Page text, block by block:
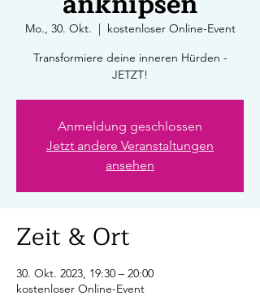
Mo., 30. Okt.
  |
kostenloser Online-Event
Transformiere deine inneren Hürden -
JETZT!
Anmeldung geschlossen
Jetzt andere Veranstaltungen
ansehen
Zeit & Ort
30. Okt. 2023, 19:30 – 20:00
kostenloser Online-Event